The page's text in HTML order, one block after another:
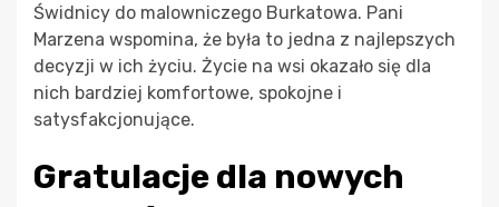
Świdnicy do malowniczego Burkatowa. Pani
Marzena wspomina, że była to jedna z najlepszych
decyzji w ich życiu. Życie na wsi okazało się dla
nich bardziej komfortowe, spokojne i
satysfakcjonujące.
Gratulacje dla nowych